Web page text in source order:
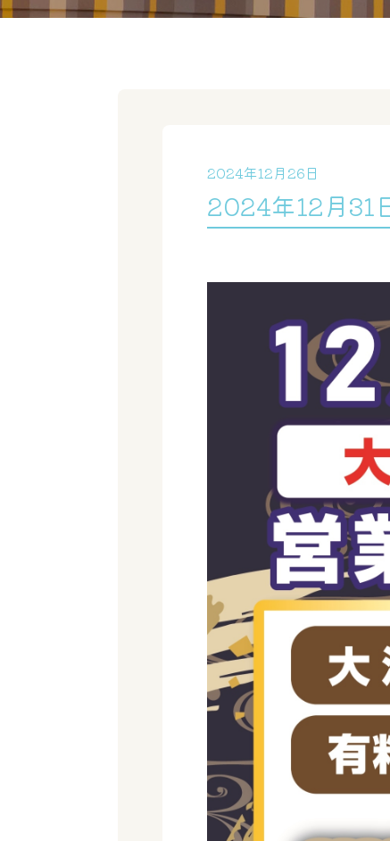
2024年12月26日
2024年12月31